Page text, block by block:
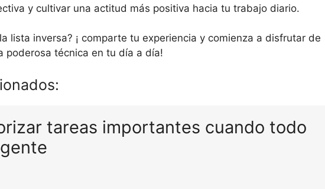
y cultivar una actitud más positiva hacia tu trabajo diario.
lista inversa? ¡ comparte tu experiencia y comienza a disfrutar de
poderosa técnica en tu día a día!
tareas importantes cuando todo